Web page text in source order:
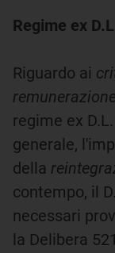
Regime ex
Riguardo ai
regime ex
generale,
della
contempo, il
necessari
la Delibera